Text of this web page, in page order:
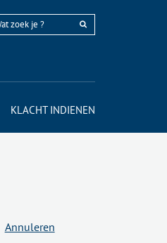
KLACHT INDIENEN
Annuleren